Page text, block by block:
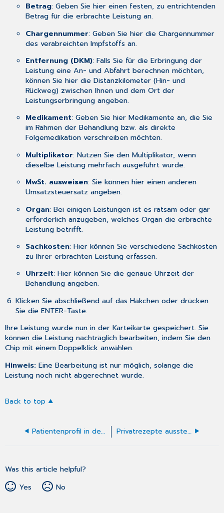
Betrag: Geben Sie hier einen festen, zu entrichtenden
Betrag für die erbrachte Leistung an.
Chargennummer: Geben Sie hier die Chargennummer
des verabreichten Impfstoffs an.
Entfernung (DKM): Falls Sie für die Erbringung der
Leistung eine An- und Abfahrt berechnen möchten,
können Sie hier die Distanzkilometer (Hin- und
Rückweg) zwischen Ihnen und dem Ort der
Leistungserbringung angeben.
Medikament: Geben Sie hier Medikamente an, die Sie
im Rahmen der Behandlung bzw. als direkte
Folgemedikation verschreiben möchten.
Multiplikator: Nutzen Sie den Multiplikator, wenn
dieselbe Leistung mehrfach ausgeführt wurde.
MwSt. ausweisen: Sie können hier einen anderen
Umsatzsteuersatz angeben.
Organ: Bei einigen Leistungen ist es ratsam oder gar
erforderlich anzugeben, welches Organ die erbrachte
Leistung betrifft.
Sachkosten: Hier können Sie verschiedene Sachkosten
zu Ihrer erbrachten Leistung erfassen.
Uhrzeit: Hier können Sie die genaue Uhrzeit der
Behandlung angeben.
Klicken Sie abschließend auf das Häkchen oder drücken
Sie die ENTER-Taste.
Ihre Leistung wurde nun in der Karteikarte gespeichert. Sie
können die Leistung nachträglich bearbeiten, indem Sie den
Chip mit einem Doppelklick anwählen.
Hinweis:Eine Bearbeitung ist nur möglich, solange die
Leistung noch nicht abgerechnet wurde.
Back to top
Patientenprofil in der Karteikarte Privatrezepte ausstellen
Was this article helpful?
Yes
No